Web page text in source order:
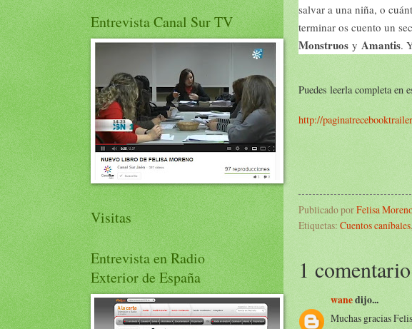
salvar a una niña, o
terminar os cuento un
Monstruos y Amantis.
Puedes leerla completa en
http://
Publicado porFelisa
Etiquetas: Cuentos caníbales,
1
wanedijo...
Muchas gracias
Entrevista Canal Sur TV
Visitas
Entrevista en Radio
Exterior de España